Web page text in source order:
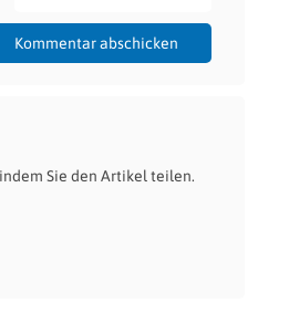
Sie den Artikel teilen.